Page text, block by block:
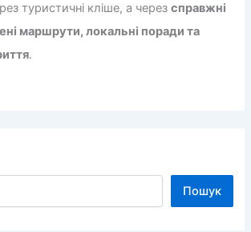
туристичні кліше, а черезсправжні
маршрути, локальні поради та
.
Пошук